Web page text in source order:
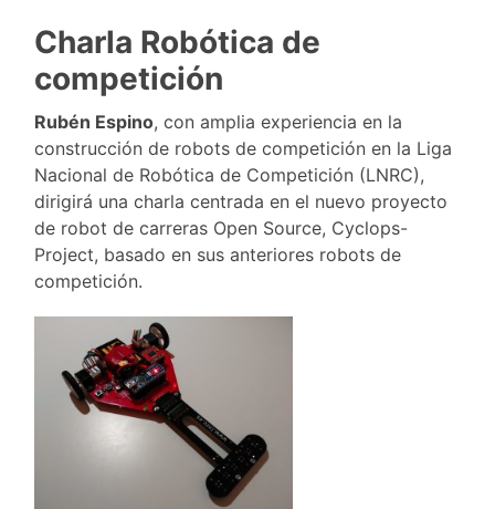
Charla Robótica de
competición
Rubén Espino, con amplia experiencia en la
construcción de robots de competición en la Liga
Nacional de Robótica de Competición (LNRC),
dirigirá una charla centrada en el nuevo proyecto
de robot de carreras Open Source, Cyclops-
Project, basado en sus anteriores robots de
competición.